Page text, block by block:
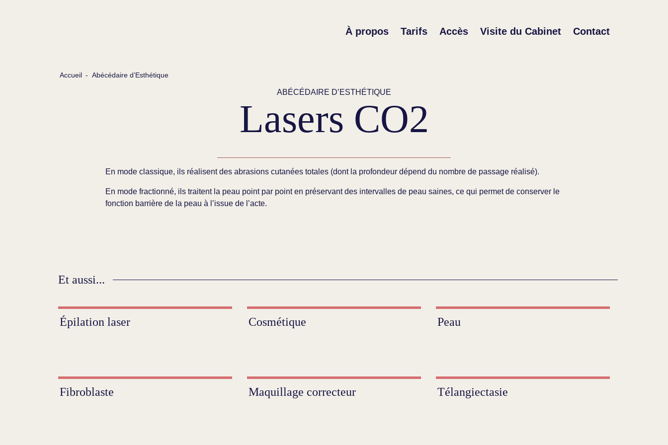
À propos Tarifs Accès Visite du Cabinet Contact
Accueil - Abécédaire d’Esthétique
ABÉCÉDAIRE D’ESTHÉTIQUE
Lasers CO2
En mode classique, ils réalisent des abrasions cutanées totales (dont la profondeur dépend du nombre de passage réalisé).
En mode fractionné, ils traitent la peau point par point en préservant des intervalles de peau saines, ce qui permet de conserver le
fonction barrière de la peau à l’issue de l’acte.
Et aussi...
Épilation laser Cosmétique Peau
Fibroblaste Maquillage correcteur Télangiectasie